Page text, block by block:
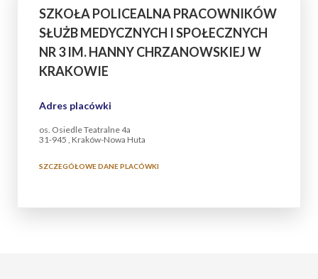
SZKOŁA POLICEALNA PRACOWNIKÓW
SŁUŻB MEDYCZNYCH I SPOŁECZNYCH
NR 3 IM. HANNY CHRZANOWSKIEJ W
KRAKOWIE
Adres placówki
os. Osiedle Teatralne 4a
31-945 , Kraków-Nowa Huta
SZCZEGÓŁOWE DANE PLACÓWKI